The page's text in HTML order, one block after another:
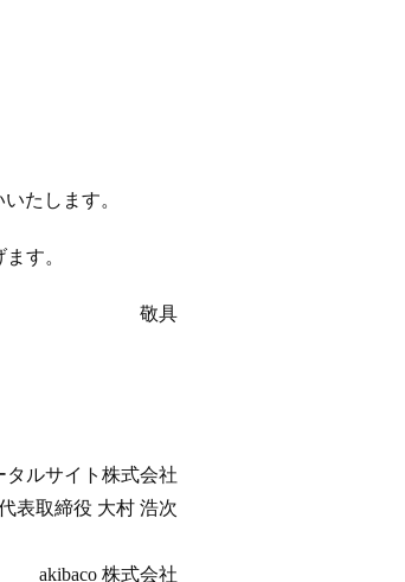
たします。
す。
敬具
タルサイト株式会社
表取締役 大村 浩次
akibaco 株式会社